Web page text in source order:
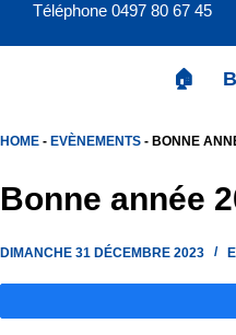
PasserTéléphone 0497 80 67
🏠
HOME - EVÈNEMENTS - BONNE
Bonne année
DIMANCHE 31 DÉCEMBRE 2023